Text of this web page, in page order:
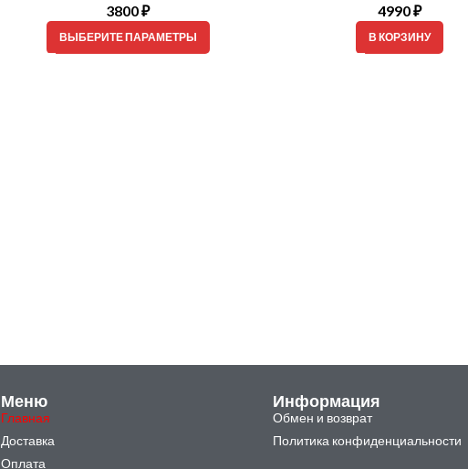
4990₽
В КОРЗИНУ
7990₽
В КОРЗИНУ
Меню
Главная
Доставка
Оплата
Информация
Обмен и возврат
Политика конфиденциальности